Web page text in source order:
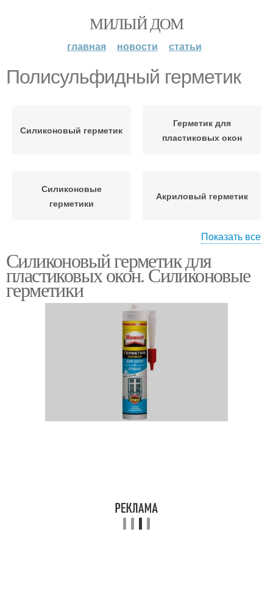
МИЛЫЙ ДОМ
главная новости статьи
Полисульфидный герметик
Силиконовый герметик
Герметик для
пластиковых окон
Силиконовые
герметики
Акриловый герметик
Полиуретановый
герметик
Бутиловый герметик
Показать все
Силиконовый герметик для
пластиковых окон. Силиконовые
герметики